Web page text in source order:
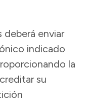
deberá enviar
indicado
la
su